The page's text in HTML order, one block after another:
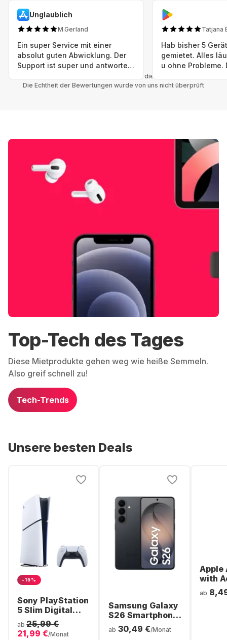
Unglaublich
M.Gerland
Ein super Service mit einer
absolut guten Abwicklung. Der
Support ist super und antworte
Tatjana
Hab bisher 5
gemietet. Alles
u ohne Probleme.
einwandfreien
Nachhaltig u wer
mal wieder ein
hat (Xbox,
Smartphone etc),
Grover nur
Möglichkeit
besteht nach
Alle Bewertungen beziehen sich auf die Grover App.
Die Echtheit der Bewertungen wurde von uns nicht überprüft
Top-Tech des Tages
Diese Mietprodukte gehen weg wie heiße Semmeln.
Also greif schnell zu!
Tech-Trends
Unsere besten Deals
-15%
Sony PlayStation
5 Slim Digital
Console
ab 25,99 €
21,99 €/Monat
Samsung Galaxy
S26 Smartphone
- 256GB - Dual
SIM
ab 30,49 €/Monat
Apple
with
Noise
ab